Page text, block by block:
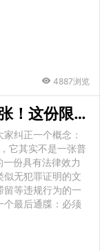
4887浏览
【收到菲律宾OTL离境令别慌张！这份限期离境
家纠正一个概念：
它其实不是一张普
份具有法律效力
似无犯罪证明的文
留等违规行为的一
最后通牒：必须